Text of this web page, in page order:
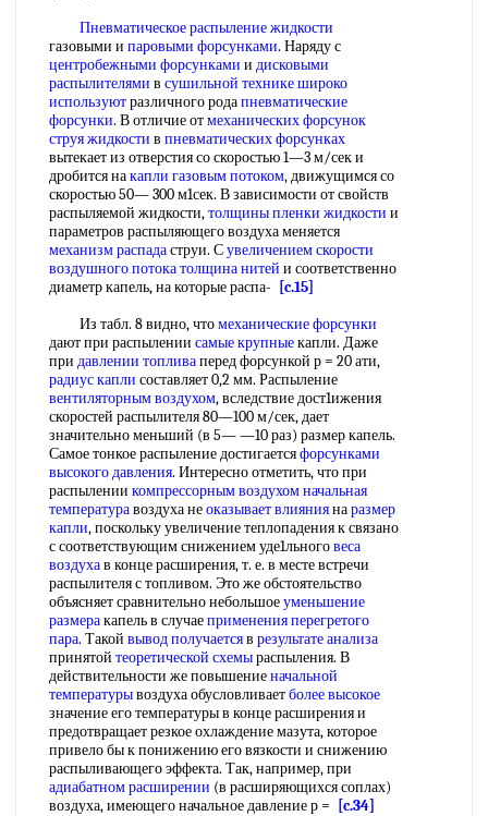
Пневматическое распыление жидкости
газовыми и паровыми форсунками. Наряду с
центробежными форсунками и дисковыми
распылителями в сушильной техникешироко
используютразличного родапневматические
форсунки. В отличие отмеханических форсунок
струя жидкости в пневматических форсунках
вытекает из отверстия со скоростью 1—3 м/сек и
дробится накапли газовым потоком, движущимся со
скоростью 50— 300 м1сек. В зависимости от свойств
распыляемой жидкости,толщины пленки жидкости и
параметров распыляющего воздуха меняется
механизм распадаструи. Сувеличением скорости
воздушного потокатолщина нитей и соответственно
диаметр капель, на которые распа-
[c.15]
Из табл. 8 видно, чтомеханические форсунки
дают при распылении самые крупныекапли. Даже
при давлении топливаперед форсункой р = 20 ати,
радиус капли составляет 0,2 мм. Распыление
вентиляторным воздухом, вследствие дост1ижения
скоростей распылителя 80—100 м/сек, дает
значительно меньший (в 5— —10 раз) размер капель.
Самое тонкое распыление достигаетсяфорсунками
высокого давления. Интересно отметить, что при
распылении компрессорным воздухомначальная
температуравоздуха неоказывает влияниянаразмер
капли, поскольку увеличение теплопадения к связано
с соответствующим снижением уде1льноговеса
воздухав конце расширения, т. е. в месте встречи
распылителя с топливом. Это же обстоятельство
объясняет сравнительно небольшоеуменьшение
размеракапель в случаеприменения перегретого
пара. Такой вывод получаетсяв результате анализа
принятой теоретической схемыраспыления. В
действительности же повышениеначальной
температурывоздуха обусловливаетболее высокое
значение его температуры в конце расширения и
предотвращает резкое охлаждение мазута, которое
привело бы к понижению его вязкости и снижению
распыливающего эффекта. Так, например, при
адиабатном расширении (в расширяющихся соплах)
воздуха, имеющего начальное давление р =
[c.34]